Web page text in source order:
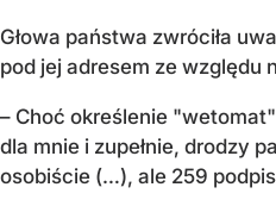
Głowa państwa zwróciła
pod jej adresem ze względu
– Choć określenie
dla mnie i zupełnie, drodzy
osobiście (…), ale 259